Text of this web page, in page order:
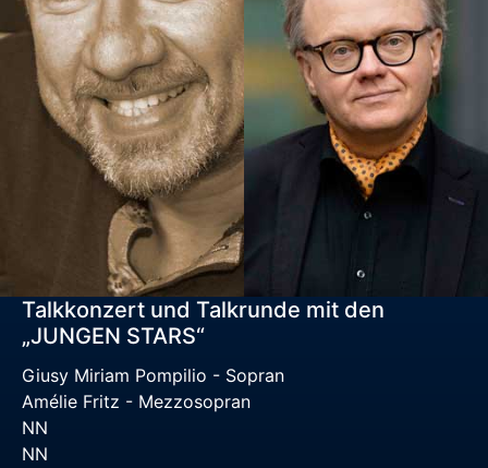
Talkkonzert und Talkrunde mit den
„JUNGEN STARS“
Giusy Miriam Pompilio - Sopran
Amélie Fritz - Mezzosopran
NN
NN